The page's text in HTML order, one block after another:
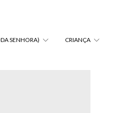
SENHORA) CRIANÇA